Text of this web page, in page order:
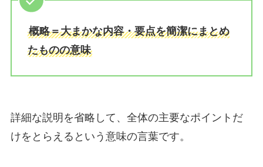
概略＝大まかな内容・要点を簡潔にまとめ
たものの意味
詳細な説明を省略して、全体の主要なポイントだ
けをとらえるという意味の言葉です。